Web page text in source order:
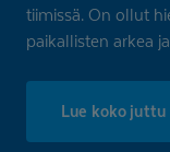
tiimissä. On ollut
paikallisten arkea
Lue koko juttu